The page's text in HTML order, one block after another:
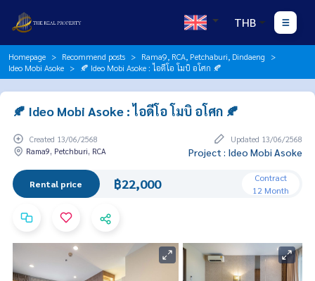
THB
Homepage Recommend posts
Rama9, RCA, Petchaburi, Dindaeng
Ideo Mobi Asoke
🍂 Ideo Mobi Asoke : ไอดีโอ โมบิ อโศก 🍂
🍂 Ideo Mobi Asoke : ไอดีโอ โมบิ อโศก 🍂
Created 13/06/2568
Updated 13/06/2568
Rama9, Petchburi, RCA
Project : Ideo Mobi Asoke
Rental price ฿22,000
Contract
12 Month